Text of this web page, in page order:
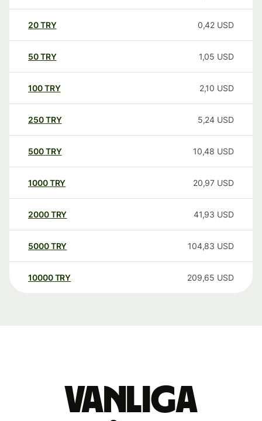
20TRY 0,42 USD
50TRY 1,05 USD
100TRY 2,10 USD
250TRY 5,24 USD
500TRY 10,48 USD
1000TRY 20,97 USD
2000TRY 41,93 USD
5000TRY 104,83 USD
10000 TRY 209,65 USD
Vanliga